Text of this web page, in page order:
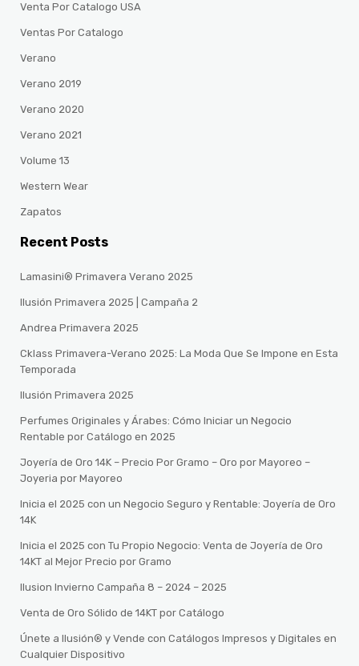
Venta Por Catalogo USA
Ventas Por Catalogo
Verano
Verano 2019
Verano 2020
Verano 2021
Volume 13
Western Wear
Zapatos
Recent Posts
Lamasini® Primavera Verano 2025
Ilusión Primavera 2025 | Campaña 2
Andrea Primavera 2025
Cklass Primavera-Verano 2025: La Moda Que Se Impone en Esta
Temporada
Ilusión Primavera 2025
Perfumes Originales y Árabes: Cómo Iniciar un Negocio
Rentable por Catálogo en 2025
Joyería de Oro 14K – Precio Por Gramo – Oro por Mayoreo –
Joyeria por Mayoreo
Inicia el 2025 con un Negocio Seguro y Rentable: Joyería de Oro
14K
Inicia el 2025 con Tu Propio Negocio: Venta de Joyería de Oro
14KT al Mejor Precio por Gramo
Ilusion Invierno Campaña 8 – 2024 – 2025
Venta de Oro Sólido de 14KT por Catálogo
Únete a Ilusión® y Vende con Catálogos Impresos y Digitales en
Cualquier Dispositivo